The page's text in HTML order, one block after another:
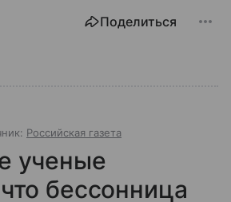
Как устроен этот «командный
Поделиться
Российская газета
ученые
бессонница